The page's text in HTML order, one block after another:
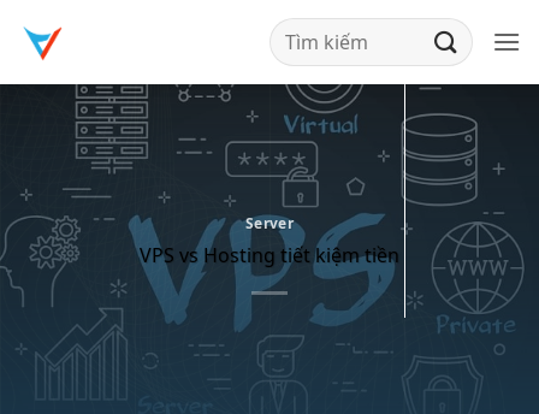
qua
nội
Server
VPS vs Hosting tiết kiệm tiền